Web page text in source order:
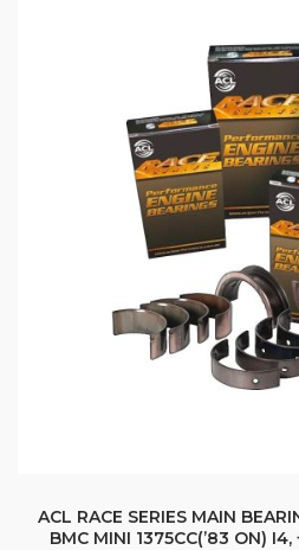
ACL RACE SERIES MAIN
BMC MINI 1375CC(’83 ON)